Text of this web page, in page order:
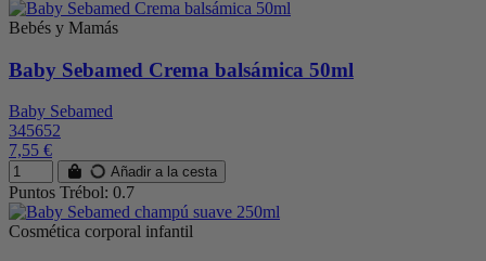
Bebés y Mamás
Baby Sebamed Crema balsámica 50ml
Baby Sebamed
345652
7,55 €
Añadir a la cesta
Puntos Trébol: 0.7
Cosmética corporal infantil